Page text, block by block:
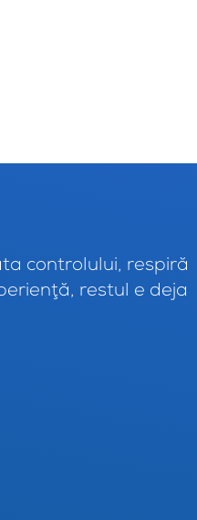
controlului, respiră
restul e deja